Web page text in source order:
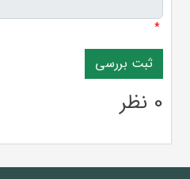
*
0 نظر